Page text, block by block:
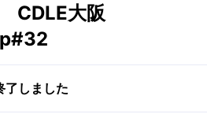
CDLE大阪
了しました